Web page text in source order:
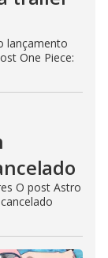
lançamento
One Piece:
O post Astro